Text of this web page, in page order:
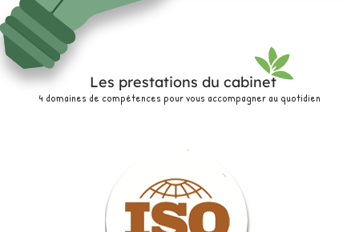
Les prestations du cabinet
4 domaines de compétences pour vous accompagner au quotidien